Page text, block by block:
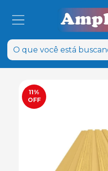
11%
OFF